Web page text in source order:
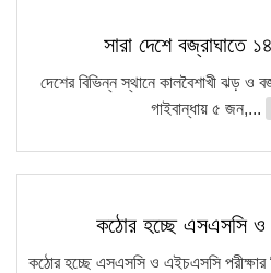
সারা দেশে বজ্রাঘাতে
দেশের বিভিন্ন স্থানে কালবৈশাখী ঝড় ও
গাইবান্ধায় ৫ জন,...
কঠোর হচ্ছে এসএসসি ও
কঠোর হচ্ছে এসএসসি ও এইচএসসি পরীক্ষার